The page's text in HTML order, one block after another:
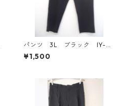
パンツ 3L ブラック IY-45
25
¥1,500